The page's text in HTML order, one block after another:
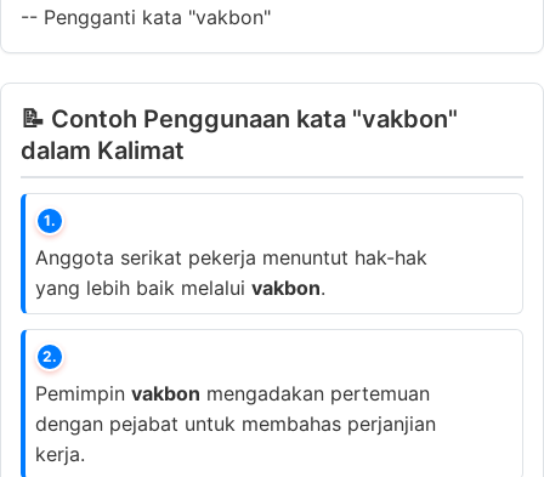
-- Pengganti kata "vakbon"
📝 Contoh Penggunaan kata "vakbon"
dalam Kalimat
1.
Anggota serikat pekerja menuntut hak-hak
yang lebih baik melalui vakbon.
2.
Pemimpin vakbon mengadakan pertemuan
dengan pejabat untuk membahas perjanjian
kerja.